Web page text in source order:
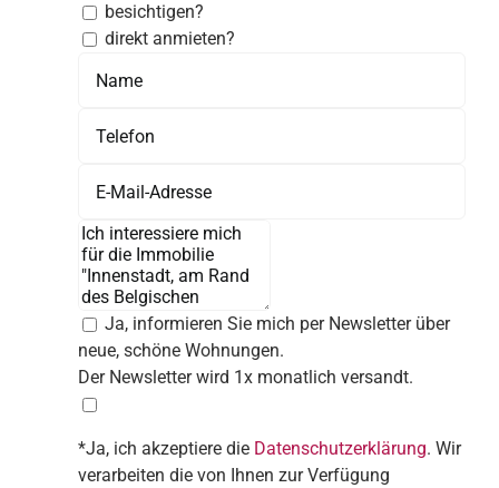
besichtigen?
direkt anmieten?
Ja, informieren Sie mich per Newsletter über
neue, schöne Wohnungen.
Der Newsletter wird 1x monatlich versandt.
*Ja, ich akzeptiere die Datenschutzerklärung. Wir
verarbeiten die von Ihnen zur Verfügung